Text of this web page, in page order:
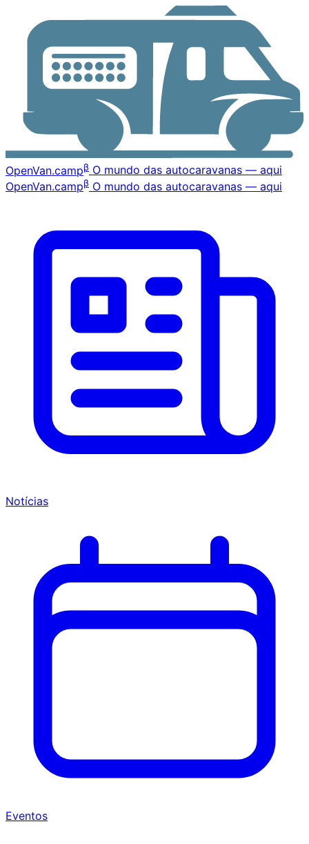
OpenVan.campβ O mundo das autocaravanas — aqui
OpenVan.campβ O mundo das autocaravanas — aqui
Notícias
Eventos